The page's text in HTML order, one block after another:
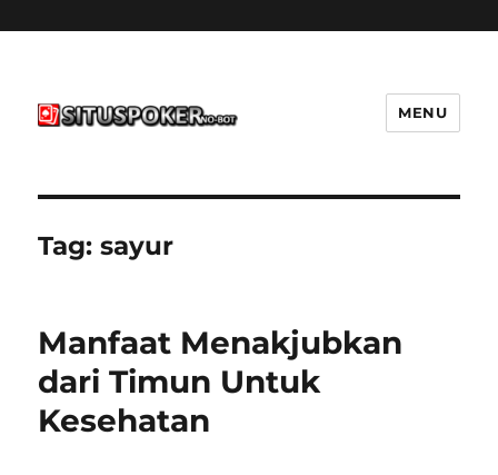
MENU
Tag:sayur
Manfaat Menakjubkan
dari Timun Untuk
Kesehatan